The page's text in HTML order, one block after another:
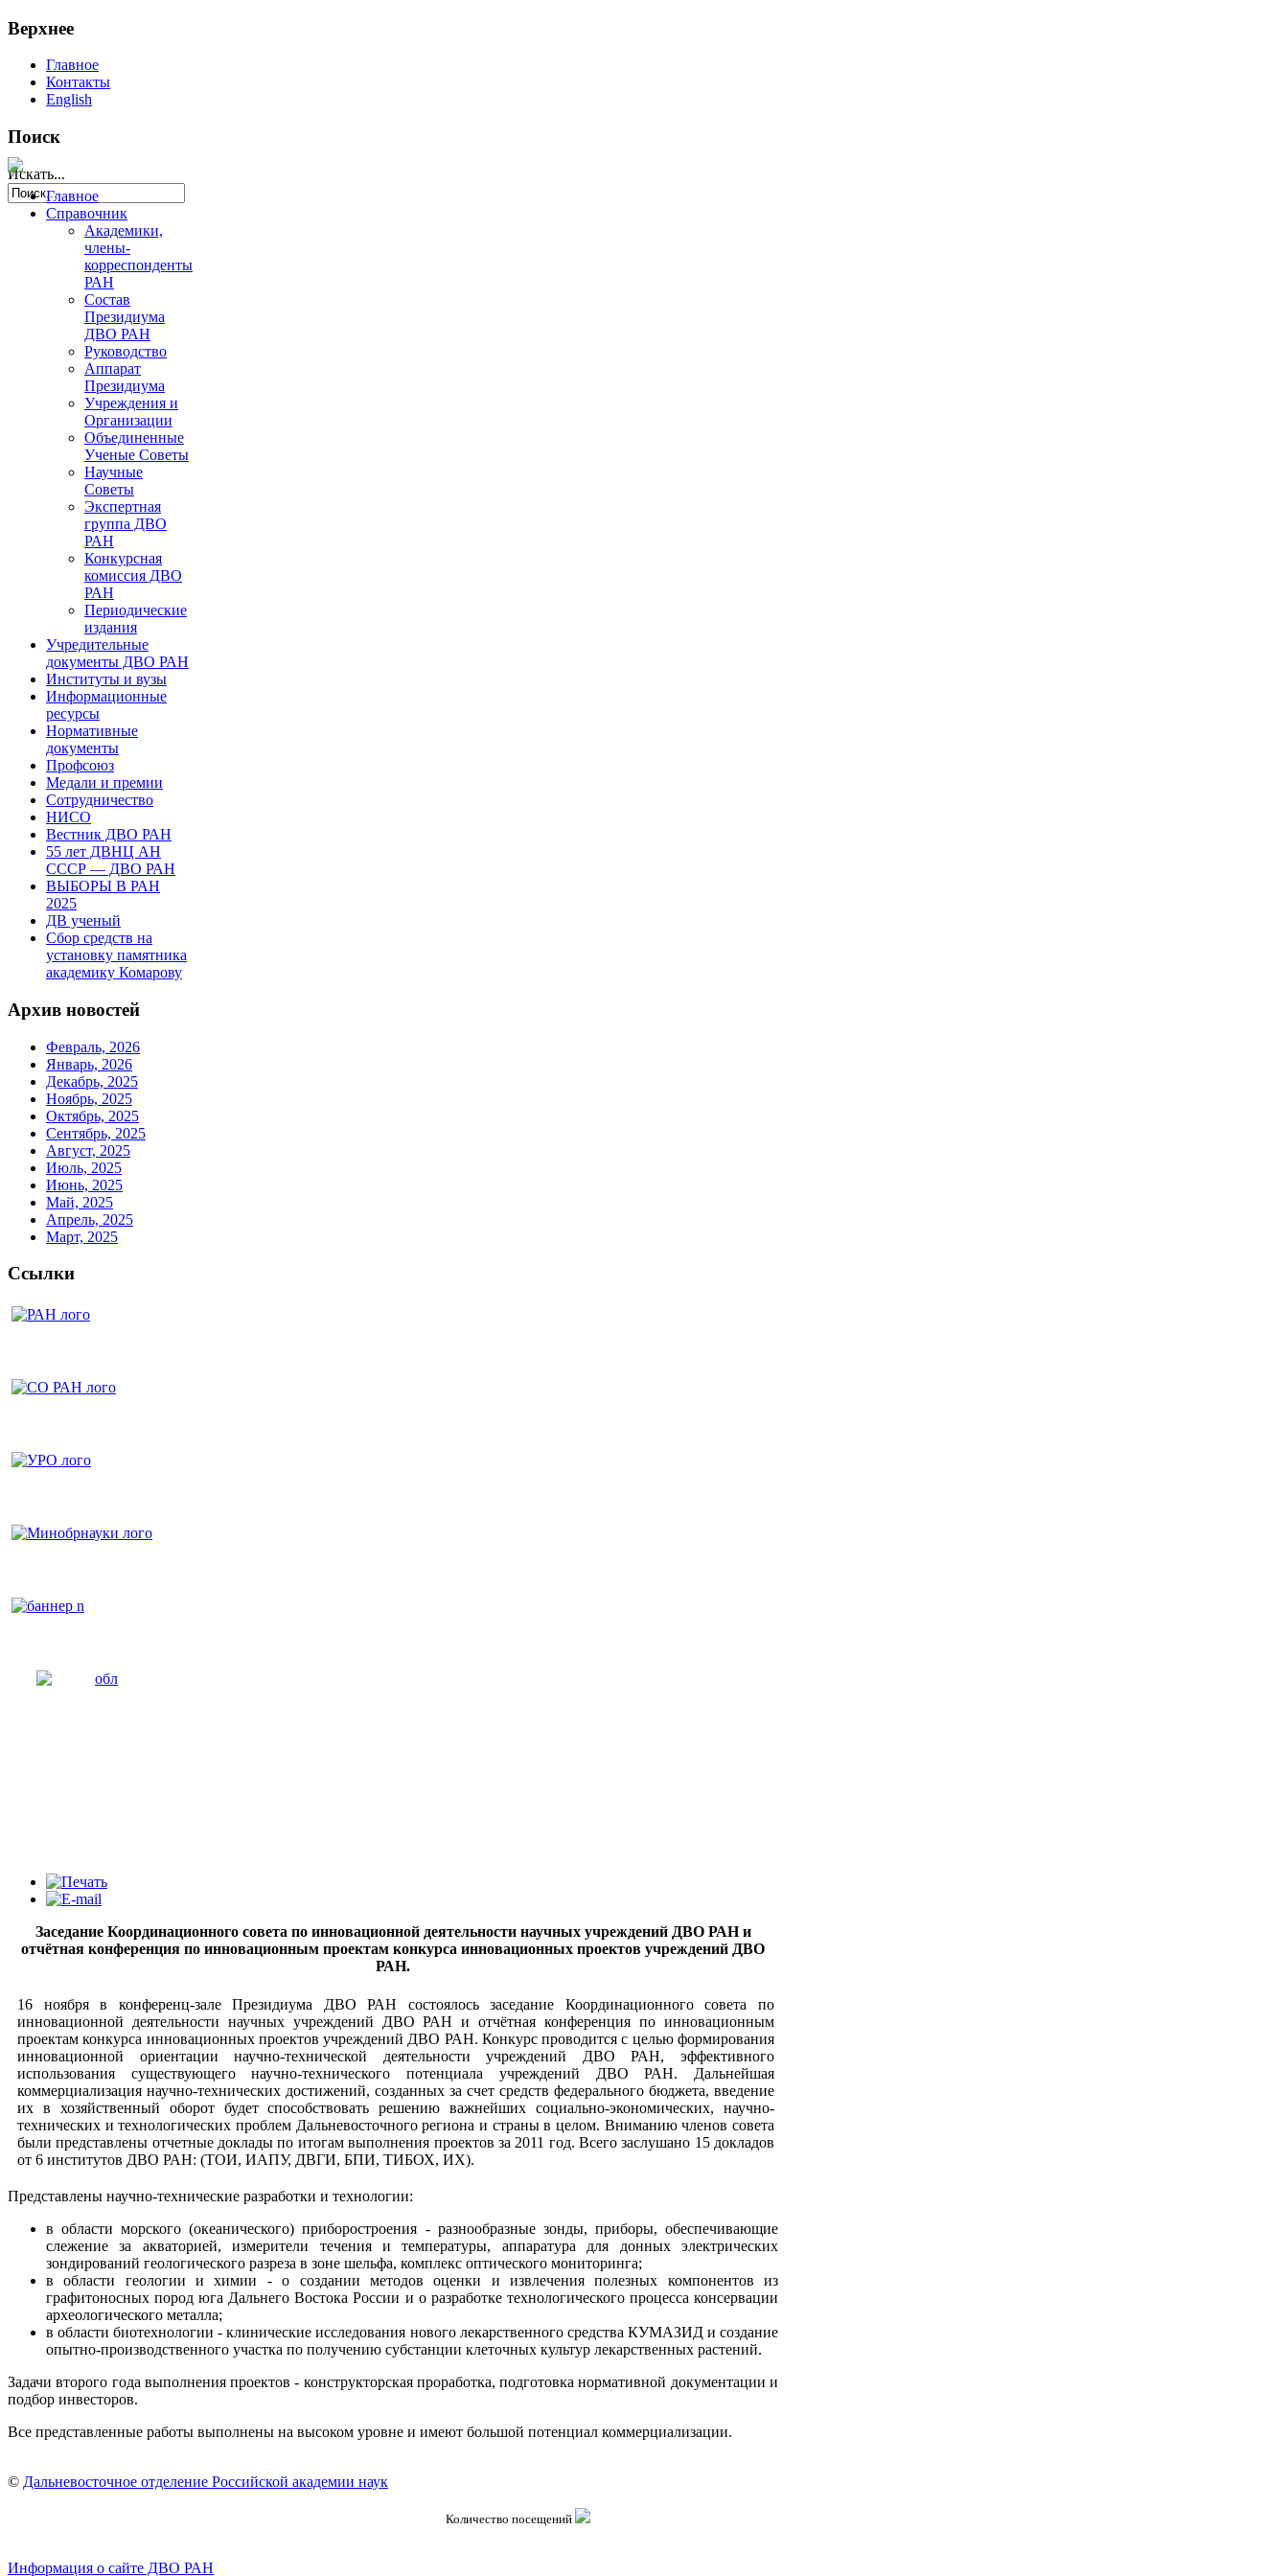
Верхнее
Главное
Контакты
English
Поиск
Искать...
Главное
Справочник
Академики,
члены-
корреспонденты
РАН
Состав
Президиума
ДВО РАН
Руководство
Аппарат
Президиума
Учреждения и
Организации
Объединенные
Ученые Советы
Научные
Советы
Экспертная
группа ДВО
РАН
Конкурсная
комиссия ДВО
РАН
Периодические
издания
Учредительные
документы ДВО РАН
Институты и вузы
Информационные
ресурсы
Нормативные
документы
Профсоюз
Медали и премии
Сотрудничество
НИСО
Вестник ДВО РАН
55 лет ДВНЦ АН
СССР — ДВО РАН
ВЫБОРЫ В РАН
2025
ДВ ученый
Сбор средств на
установку памятника
академику Комарову
Архив новостей
Февраль, 2026
Январь, 2026
Декабрь, 2025
Ноябрь, 2025
Октябрь, 2025
Сентябрь, 2025
Август, 2025
Июль, 2025
Июнь, 2025
Май, 2025
Апрель, 2025
Март, 2025
Ссылки
Заседание Координационного совета по инновационной деятельности научных учреждений ДВО РАН и
отчётная конференция по инновационным проектам конкурса инновационных проектов учреждений ДВО
РАН.
16 ноября в конференц-зале Президиума ДВО РАН состоялось заседание Координационного совета по
инновационной деятельности научных учреждений ДВО РАН и отчётная конференция по инновационным
проектам конкурса инновационных проектов учреждений ДВО РАН. Конкурс проводится с целью формирования
инновационной ориентации научно-технической деятельности учреждений ДВО РАН, эффективного
использования существующего научно-технического потенциала учреждений ДВО РАН. Дальнейшая
коммерциализация научно-технических достижений, созданных за счет средств федерального бюджета, введение
их в хозяйственный оборот будет способствовать решению важнейших социально-экономических, научно-
технических и технологических проблем Дальневосточного региона и страны в целом. Вниманию членов совета
были представлены отчетные доклады по итогам выполнения проектов за 2011 год. Всего заслушано 15 докладов
от 6 институтов ДВО РАН: (ТОИ, ИАПУ, ДВГИ, БПИ, ТИБОХ, ИХ).
Представлены научно-технические разработки и технологии:
в области морского (океанического) приборостроения - разнообразные зонды, приборы, обеспечивающие
слежение за акваторией, измерители течения и температуры, аппаратура для донных электрических
зондирований геологического разреза в зоне шельфа, комплекс оптического мониторинга;
в области геологии и химии - о создании методов оценки и извлечения полезных компонентов из
графитоносных пород юга Дальнего Востока России и о разработке технологического процесса консервации
археологического металла;
в области биотехнологии - клинические исследования нового лекарственного средства КУМАЗИД и создание
опытно-производственного участка по получению субстанции клеточных культур лекарственных растений.
Задачи второго года выполнения проектов - конструкторская проработка, подготовка нормативной документации и
подбор инвесторов.
Все представленные работы выполнены на высоком уровне и имеют большой потенциал коммерциализации.
© Дальневосточное отделение Российской академии наук
Количество посещений
Информация о сайте ДВО РАН